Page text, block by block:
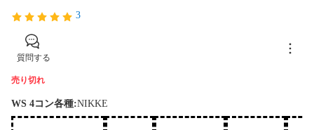
3
質問する
売り切れ
WS 4コン各種:NIKKE